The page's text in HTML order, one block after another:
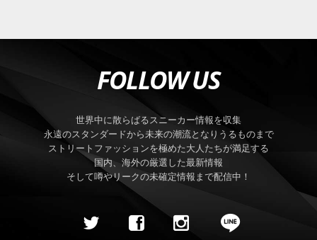
FOLLOW US
世界中に散らばるスニーカー情報を収集
永遠のスタンダードから未来の潮流となりうるものまで
ストリートファッションを極めた大人たちが満足する
国内、海外の厳選した最新情報
そして噂やリークの未確定情報まで配信中！